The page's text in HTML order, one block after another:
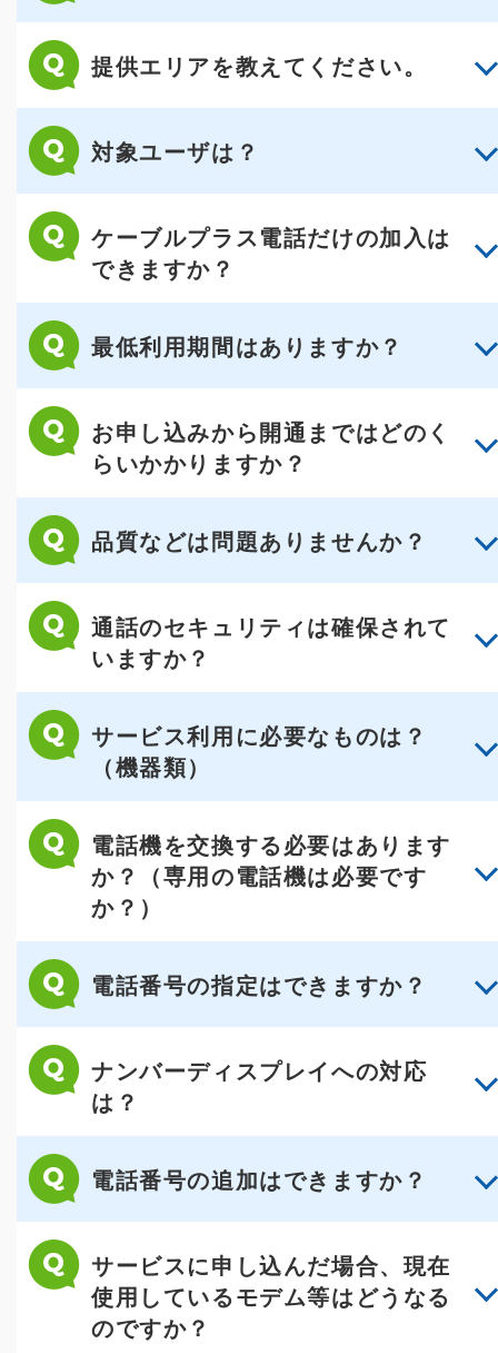
提供エリアを教えてください。
対象ユーザは？
ケーブルプラス電話だけの加入は
できますか？
最低利用期間はありますか？
お申し込みから開通まではどのく
らいかかりますか？
品質などは問題ありませんか？
通話のセキュリティは確保されて
いますか？
サービス利用に必要なものは？
（機器類）
電話機を交換する必要はあります
か？（専用の電話機は必要です
か？）
電話番号の指定はできますか？
ナンバーディスプレイへの対応
は？
電話番号の追加はできますか？
サービスに申し込んだ場合、現在
使用しているモデム等はどうなる
のですか？